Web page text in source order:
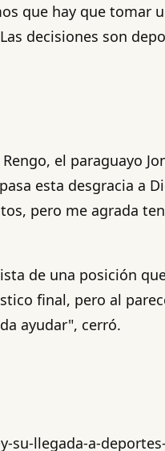
que hay que tomar
decisiones son
el paraguayo
esta desgracia a
pero me agrada
de una posición
final, pero al
ayudar", cerró.
llegada-a-